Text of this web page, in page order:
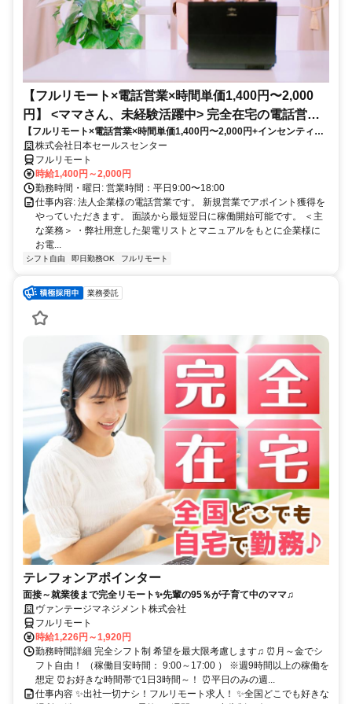
【フルリモート×電話営業×時間単価1,400円〜2,000
円】 <ママさん、未経験活躍中> 完全在宅の電話営業
で家庭と仕事の両立を実現
【フルリモート×電話営業×時間単価1,400円〜2,000円+インセンティブ
あり】 ＜ママさん、未経験活躍中＞ 完全在宅の電話営業で家庭と仕事の
両立を実現
株式会社日本セールスセンター
フルリモート
時給1,400円～2,000円
勤務時間・曜日: 営業時間：平日9:00〜18:00
仕事内容: 法人企業様の電話営業です。 新規営業でアポイント獲得を
やっていただきます。 面談から最短翌日に稼働開始可能です。 ＜主
な業務＞ ・弊社用意した架電リストとマニュアルをもとに企業様に
お電...
シフト自由 即日勤務OK フルリモート
業務委託
テレフォンアポインター
面接～就業後まで完全リモート✨先輩の95％が子育て中のママ♫
ヴァンテージマネジメント株式会社
フルリモート
時給1,226円～1,920円
勤務時間詳細 完全シフト制 希望を最大限考慮します♫ ⏰月～金でシ
フト自由！ （稼働目安時間： 9:00～17:00 ） ※週9時間以上の稼働を
想定 ⏰お好きな時間帯で1日3時間～！ ⏰平日のみの週...
仕事内容 ✨出社一切ナシ！フルリモート求人！ ✨全国どこでも好きな